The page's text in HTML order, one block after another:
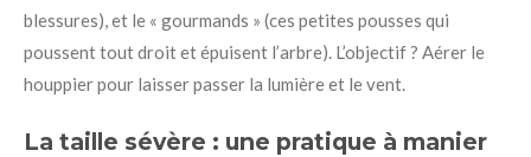
blessures), et le « gourmands » (ces petites pousses qui
poussent tout droit et épuisent l’arbre). L’objectif ? Aérer le
houppier pour laisser passer la lumière et le vent.
La taille sévère : une pratique à manier